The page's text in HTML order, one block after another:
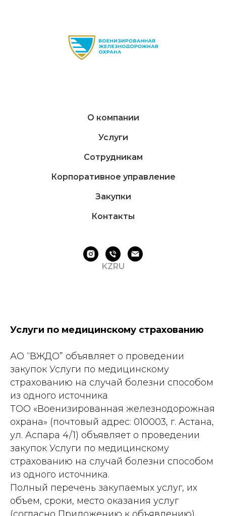
О компании
Услуги
Сотрудникам
Корпоративное управление
Закупки
Контакты
KZ RU
Услуги по медицинскому страхованию
АО “ВЖДО” объявляет о проведении
закупок Услуги по медицинскому
страхованию на случай болезни способом
из одного источника
ТОО «Военизированная железнодорожная
охрана» (почтовый адрес: 010003, г. Астана,
ул. Аспара 4/1) объявляет о проведении
закупок Услуги по медицинскому
страхованию на случай болезни способом
из одного источника.
Полный перечень закупаемых услуг, их
объем, сроки, место оказания услуг